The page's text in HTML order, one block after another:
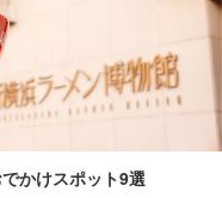
かけスポット9選